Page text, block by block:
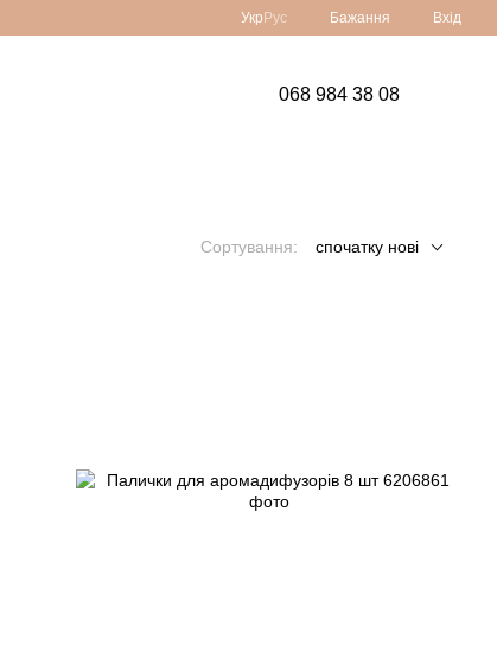
Укр Рус Бажання Вхід
068 984 38 08
Сортування: спочатку нові